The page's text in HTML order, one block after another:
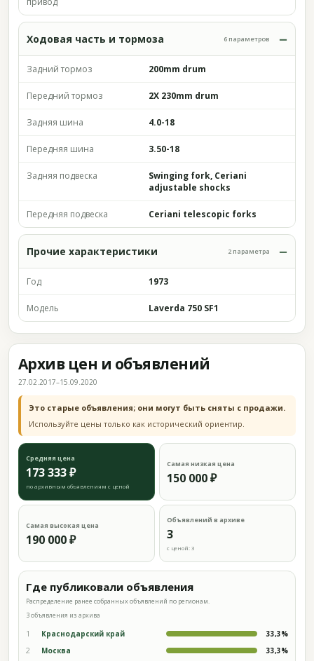
Ходовая часть и тормоза 6 параметров
Задний тормоз 200mm drum
Передний тормоз 2X 230mm drum
Задняя шина 4.0-18
Передняя шина 3.50-18
Задняя подвеска
Swinging fork, Ceriani
adjustable shocks
Передняя подвеска Ceriani telescopic forks
Прочие характеристики 2 параметра
Год 1973
Модель Laverda 750 SF1
Архив цен и объявлений
27.02.2017–15.09.2020
Это старые объявления; они могут быть сняты с продажи.
Используйте цены только как исторический ориентир.
Средняя цена
173 333 ₽
по архивным объявлениям с ценой
Самая низкая цена
150 000 ₽
Самая высокая цена
190 000 ₽
Объявлений в архиве
3
с ценой: 3
Где публиковали объявления
Распределение ранее собранных объявлений по регионам.
3 объявления из архива
1 Краснодарский край 33,3%
2 Москва 33,3%